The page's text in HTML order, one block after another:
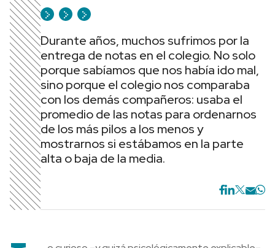
Durante años, muchos sufrimos por la
entrega de notas en el colegio. No solo
porque sabíamos que nos había ido mal,
sino porque el colegio nos comparaba
con los demás compañeros: usaba el
promedio de las notas para ordenarnos
de los más pilos a los menos y
mostrarnos si estábamos en la parte
alta o baja de la media.